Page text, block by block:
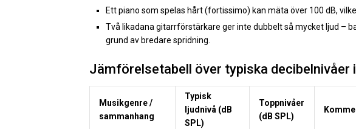
Ett piano som spelas hårt (fortissimo) kan mäta över 100 dB,
Två likadana gitarrförstärkare ger inte dubbelt så mycket ljud –
grund av bredare spridning.
Jämförelsetabell över typiska decibelnivåer
Musikgenre /
sammanhang
Typisk
ljudnivå (dB
SPL)
Toppnivåer
(dB SPL)